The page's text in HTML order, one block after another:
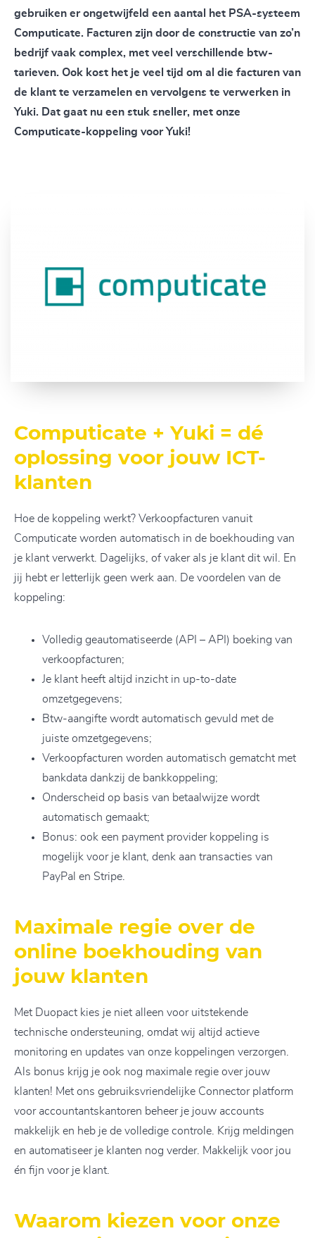
gebruiken er ongetwijfeld een aantal het PSA-systeem
Computicate. Facturen zijn door de constructie van zo’n
bedrijf vaak complex, met veel verschillende btw-
tarieven. Ook kost het je veel tijd om al die facturen van
de klant te verzamelen en vervolgens te verwerken in
Yuki. Dat gaat nu een stuk sneller, met onze
Computicate-koppeling voor Yuki!
Computicate + Yuki = dé
oplossing voor jouw ICT-
klanten
Hoe de koppeling werkt? Verkoopfacturen vanuit
Computicate worden automatisch in de boekhouding van
je klant verwerkt. Dagelijks, of vaker als je klant dit wil. En
jij hebt er letterlijk geen werk aan. De voordelen van de
koppeling:
Volledig geautomatiseerde (API – API) boeking van
verkoopfacturen;
Je klant heeft altijd inzicht in up-to-date
omzetgegevens;
Btw-aangifte wordt automatisch gevuld met de
juiste omzetgegevens;
Verkoopfacturen worden automatisch gematcht met
bankdata dankzij de bankkoppeling;
Onderscheid op basis van betaalwijze wordt
automatisch gemaakt;
Bonus: ook een payment provider koppeling is
mogelijk voor je klant, denk aan transacties van
PayPal en Stripe.
Maximale regie over de
online boekhouding van
jouw klanten
Met Duopact kies je niet alleen voor uitstekende
technische ondersteuning, omdat wij altijd actieve
monitoring en updates van onze koppelingen verzorgen.
Als bonus krijg je ook nog maximale regie over jouw
klanten! Met ons gebruiksvriendelijke Connector platform
voor accountantskantoren beheer je jouw accounts
makkelijk en heb je de volledige controle. Krijg meldingen
en automatiseer je klanten nog verder. Makkelijk voor jou
én fijn voor je klant.
Waarom kiezen voor onze